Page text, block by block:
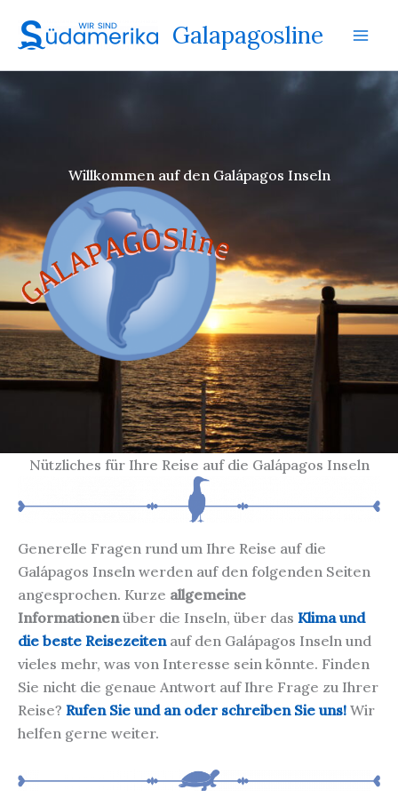
Inhalt
Galapagosline
Willkommen auf den Galápagos Inseln
Nützliches für Ihre Reise auf die Galápagos Inseln
Generelle Fragen rund um Ihre Reise auf die
Galápagos Inseln werden auf den folgenden Seiten
angesprochen. Kurze allgemeine
Informationenüber die Inseln, über das Klima und
die beste Reisezeitenauf den Galápagos Inseln und
vieles mehr, was von Interesse sein könnte. Finden
Sie nicht die genaue Antwort auf Ihre Frage zu Ihrer
Reise? Rufen Sie und an oder schreiben Sie uns! Wir
helfen gerne weiter.